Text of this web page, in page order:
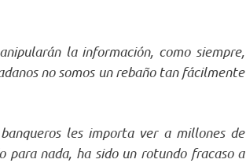
la información, como siempre,
no somos un rebaño tan fácilmente
les importa ver a millones de
para nada, ha sido un rotundo fracaso a